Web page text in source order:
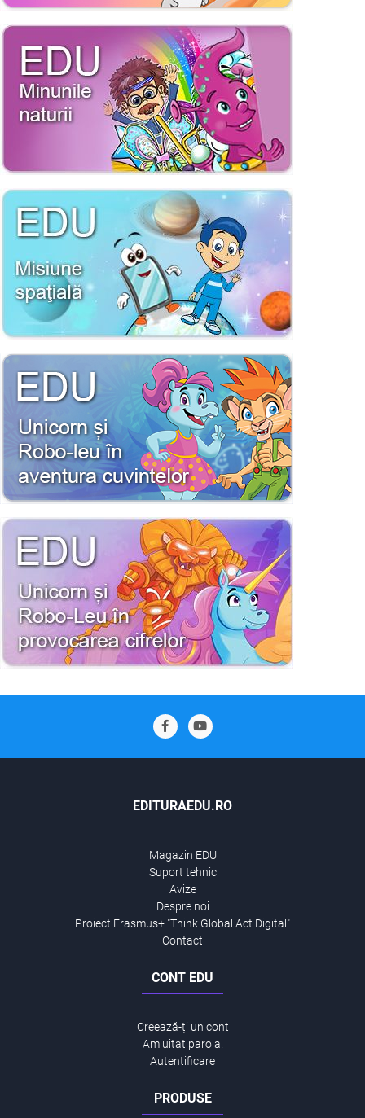
EDITURAEDU.RO
Magazin EDU
Suport tehnic
Avize
Despre noi
Proiect Erasmus+ "Think Global Act Digital"
Contact
CONT EDU
Creează-ți un cont
Am uitat parola!
Autentificare
PRODUSE